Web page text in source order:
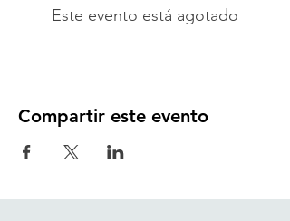
Este evento está agotado
Compartir este evento